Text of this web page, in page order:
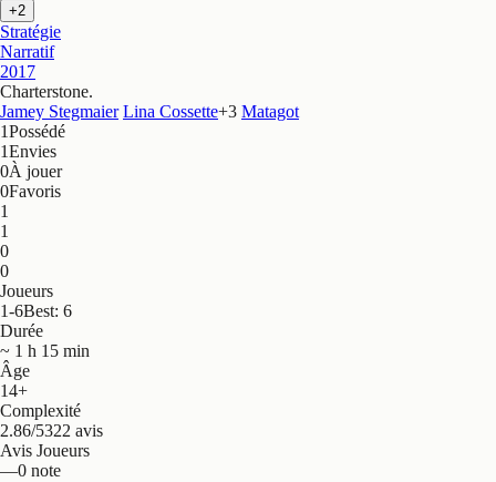
+2
Stratégie
Narratif
2017
Charterstone.
Jamey Stegmaier Lina Cossette+3 Matagot
1Possédé
1Envies
0À jouer
0Favoris
1
1
0
0
Joueurs
1-6Best: 6
Durée
~ 1 h 15 min
Âge
14+
Complexité
2.86/5322 avis
Avis Joueurs
—0 note